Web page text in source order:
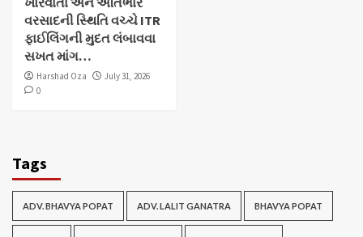
વરસાદની સ્થિતિ વચ્ચે ITR
ફાઈલિંગની મુદત લંબાવવા
સખત માંગ…
Harshad Oza
July 31, 2026
0
Tags
ADV. BHAVYA POPAT ADV. LALIT GANATRA BHAVYA POPAT